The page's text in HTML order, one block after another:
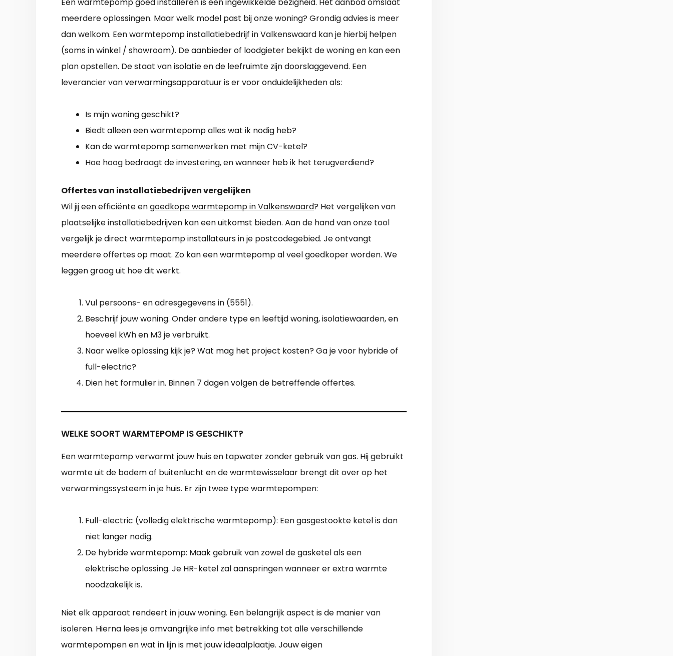
Een warmtepomp goed installeren is een ingewikkelde bezigheid. Het aanbod omslaat
meerdere oplossingen. Maar welk model past bij onze woning? Grondig advies is meer
dan welkom. Een warmtepomp installatiebedrijf in Valkenswaard kan je hierbij helpen
(soms in winkel / showroom). De aanbieder of loodgieter bekijkt de woning en kan een
plan opstellen. De staat van isolatie en de leefruimte zijn doorslaggevend. Een
leverancier van verwarmingsapparatuur is er voor onduidelijkheden als:
Is mijn woning geschikt?
Biedt alleen een warmtepomp alles wat ik nodig heb?
Kan de warmtepomp samenwerken met mijn CV-ketel?
Hoe hoog bedraagt de investering, en wanneer heb ik het terugverdiend?
Offertes van installatiebedrijven vergelijken
Wil jij een efficiënte engoedkope warmtepomp in Valkenswaard? Het vergelijken van
plaatselijke installatiebedrijven kan een uitkomst bieden. Aan de hand van onze tool
vergelijk je direct warmtepomp installateurs in je postcodegebied. Je ontvangt
meerdere offertes op maat. Zo kan een warmtepomp al veel goedkoper worden. We
leggen graag uit hoe dit werkt.
Vul persoons- en adresgegevens in (5551).
Beschrijf jouw woning. Onder andere type en leeftijd woning, isolatiewaarden, en
hoeveel kWh en M3 je verbruikt.
Naar welke oplossing kijk je? Wat mag het project kosten? Ga je voor hybride of
full-electric?
Dien het formulier in. Binnen 7 dagen volgen de betreffende offertes.
WELKE SOORT WARMTEPOMP IS GESCHIKT?
Een warmtepomp verwarmt jouw huis en tapwater zonder gebruik van gas. Hij gebruikt
warmte uit de bodem of buitenlucht en de warmtewisselaar brengt dit over op het
verwarmingssysteem in je huis. Er zijn twee type warmtepompen:
Full-electric (volledig elektrische warmtepomp): Een gasgestookte ketel is dan
niet langer nodig.
De hybride warmtepomp: Maak gebruik van zowel de gasketel als een
elektrische oplossing. Je HR-ketel zal aanspringen wanneer er extra warmte
noodzakelijk is.
Niet elk apparaat rendeert in jouw woning. Een belangrijk aspect is de manier van
isoleren. Hierna lees je omvangrijke info met betrekking tot alle verschillende
warmtepompen en wat in lijn is met jouw ideaalplaatje. Jouw eigen